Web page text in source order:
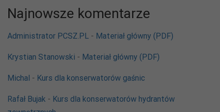
Najnowsze komentarze
Administrator PCSZ.PL - Materiał główny (PDF)
Krystian Stanowski - Materiał główny (PDF)
Michal - Kurs dla konserwatorów gaśnic
Rafał Bujak - Kurs dla konserwatorów hydrantów